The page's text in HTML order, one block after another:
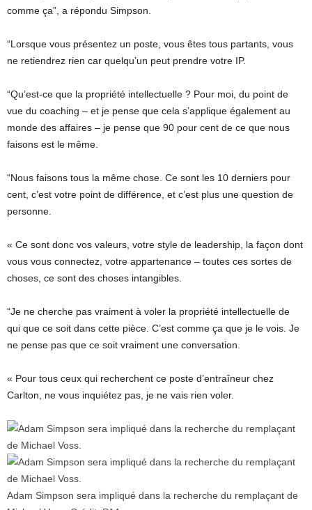
comme ça”, a répondu Simpson.
“Lorsque vous présentez un poste, vous êtes tous partants, vous
ne retiendrez rien car quelqu’un peut prendre votre IP.
“Qu’est-ce que la propriété intellectuelle ? Pour moi, du point de
vue du coaching – et je pense que cela s’applique également au
monde des affaires – je pense que 90 pour cent de ce que nous
faisons est le même.
“Nous faisons tous la même chose. Ce sont les 10 derniers pour
cent, c’est votre point de différence, et c’est plus une question de
personne.
« Ce sont donc vos valeurs, votre style de leadership, la façon dont
vous vous connectez, votre appartenance – toutes ces sortes de
choses, ce sont des choses intangibles.
“Je ne cherche pas vraiment à voler la propriété intellectuelle de
qui que ce soit dans cette pièce. C’est comme ça que je le vois. Je
ne pense pas que ce soit vraiment une conversation.
« Pour tous ceux qui recherchent ce poste d’entraîneur chez
Carlton, ne vous inquiétez pas, je ne vais rien voler.
Adam Simpson sera impliqué dans la recherche du remplaçant de